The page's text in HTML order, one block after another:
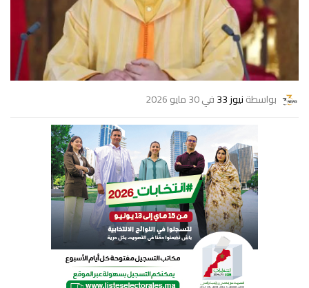
بواسطةنيوز 33 في 30 مايو 2026